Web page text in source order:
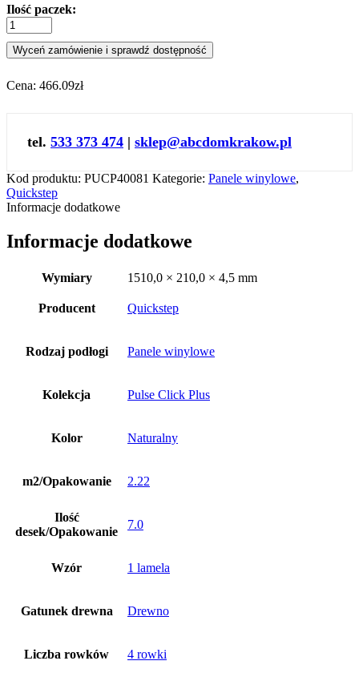
Ilość paczek:
Wyceń zamówienie i sprawdź dostępność
Cena: 466.09zł
tel. 533 373 474 | sklep@abcdomkrakow.pl
Kod produktu: PUCP40081 Kategorie: Panele winylowe,
Quickstep
Informacje dodatkowe
Informacje dodatkowe
Wymiary 1510,0 × 210,0 × 4,5 mm
Producent Quickstep
Rodzaj podłogi Panele winylowe
Kolekcja Pulse Click Plus
Kolor Naturalny
m2/Opakowanie 2.22
Ilość
desek/Opakowanie
7.0
Wzór 1 lamela
Gatunek drewna Drewno
Liczba rowków 4 rowki